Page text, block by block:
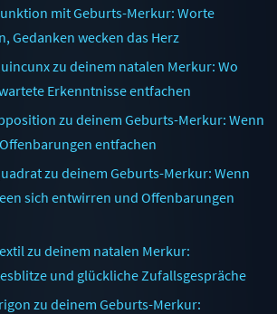
mit Geburts-Merkur: Worte
Gedanken wecken das Herz
zu deinem natalen Merkur: Wo
Erkenntnisse entfachen
zu deinem Geburts-Merkur: Wenn
entfachen
zu deinem Geburts-Merkur: Wenn
sich entwirren und Offenbarungen
zu deinem natalen Merkur:
und glückliche Zufallsgespräche
zu deinem Geburts-Merkur: